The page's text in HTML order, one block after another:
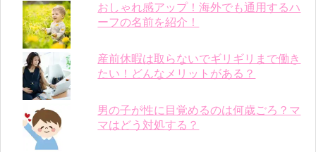
おしゃれ感アップ！海外でも通用するハ
ーフの名前を紹介！
産前休暇は取らないでギリギリまで働き
たい！どんなメリットがある？
男の子が性に目覚めるのは何歳ごろ？マ
マはどう対処する？